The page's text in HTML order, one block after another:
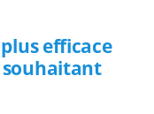
efficace